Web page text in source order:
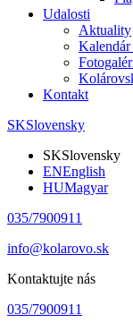
Udalosti
Aktuality
Kontakt
SKSlovensky
SKSlovensky
ENEnglish
HUMagyar
035/7900911
info@kolarovo.sk
Kontaktujte nás
035/7900911